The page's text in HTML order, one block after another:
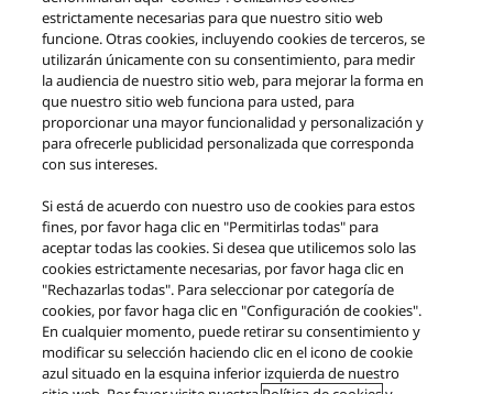
Amplificador de audio en red SU-
GX70
PRODUCTO
Descargar Información sobre Diseño Ecológico
estrictamente necesarias para que nuestro sitio web
funcione. Otras cookies, incluyendo cookies de terceros, se
utilizarán únicamente con su consentimiento, para medir
la audiencia de nuestro sitio web, para mejorar la forma en
que nuestro sitio web funciona para usted, para
proporcionar una mayor funcionalidad y personalización y
para ofrecerle publicidad personalizada que corresponda
con sus intereses.
Si está de acuerdo con nuestro uso de cookies para estos
fines, por favor haga clic en "Permitirlas todas" para
aceptar todas las cookies. Si desea que utilicemos solo las
cookies estrictamente necesarias, por favor haga clic en
"Rechazarlas todas". Para seleccionar por categoría de
cookies, por favor haga clic en "Configuración de cookies".
En cualquier momento, puede retirar su consentimiento y
modificar su selección haciendo clic en el icono de cookie
azul situado en la esquina inferior izquierda de nuestro